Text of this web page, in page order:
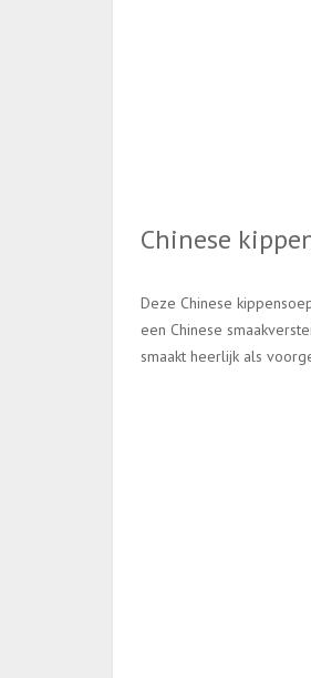
Chinese
Deze Chinese
een Chinese
smaakt heerlijk als